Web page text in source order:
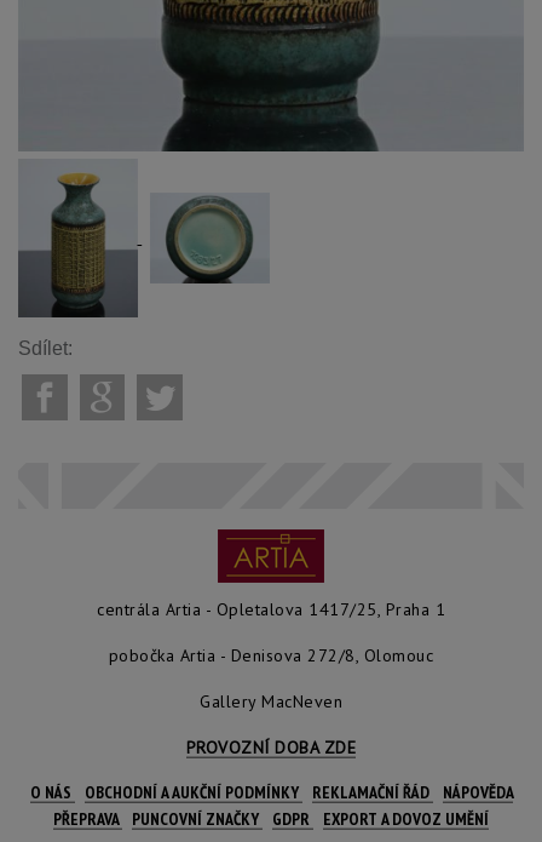
Sdílet:
centrála Artia - Opletalova 1417/25, Praha 1
pobočka Artia - Denisova 272/8, Olomouc
Gallery MacNeven
PROVOZNÍ DOBA ZDE
O NÁS OBCHODNÍ A AUKČNÍ PODMÍNKY REKLAMAČNÍ ŘÁD
NÁPOVĚDA
PŘEPRAVA
PUNCOVNÍ ZNAČKY GDPR EXPORT A DOVOZ UMĚNÍ